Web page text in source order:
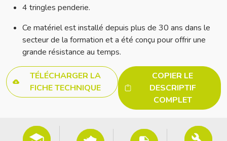
4 tringles penderie.
Ce matériel est installé depuis plus de 30 ans dans le
secteur de la formation et a été conçu pour offrir une
grande résistance au temps.
TÉLÉCHARGER LA
FICHE TECHNIQUE
COPIER LE
DESCRIPTIF
COMPLET